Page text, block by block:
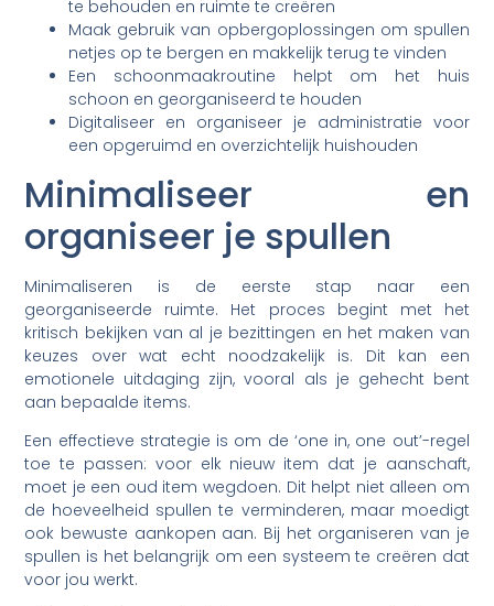
te behouden en ruimte te creëren
Maak gebruik van opbergoplossingen om spullen
netjes op te bergen en makkelijk terug te vinden
Een schoonmaakroutine helpt om het huis
schoon en georganiseerd te houden
Digitaliseer en organiseer je administratie voor
een opgeruimd en overzichtelijk huishouden
Minimaliseer en
organiseer je spullen
Minimaliseren is de eerste stap naar een
georganiseerde ruimte. Het proces begint met het
kritisch bekijken van al je bezittingen en het maken van
keuzes over wat echt noodzakelijk is. Dit kan een
emotionele uitdaging zijn, vooral als je gehecht bent
aan bepaalde items.
Een effectieve strategie is om de ‘one in, one out’-regel
toe te passen: voor elk nieuw item dat je aanschaft,
moet je een oud item wegdoen. Dit helpt niet alleen om
de hoeveelheid spullen te verminderen, maar moedigt
ook bewuste aankopen aan. Bij het organiseren van je
spullen is het belangrijk om een systeem te creëren dat
voor jou werkt.